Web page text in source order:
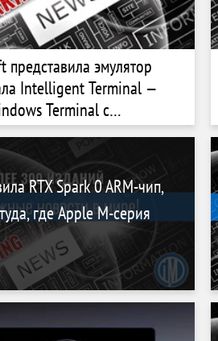
представила эмулятор
Intelligent Terminal —
Terminal с
ИИ-агентом
RTX Spark 0 ARM-чип,
где Apple M-серия